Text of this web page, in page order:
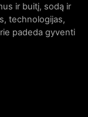
ir buitį, sodą ir
technologijas,
padeda gyventi